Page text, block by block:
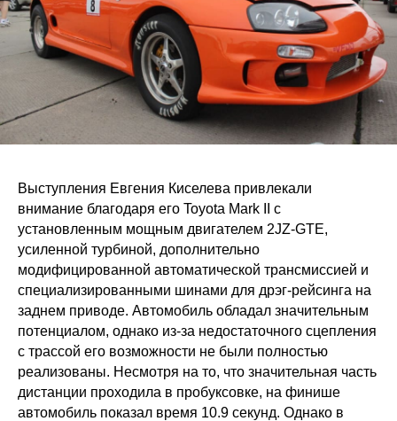
Выступления Евгения Киселева привлекали
внимание благодаря его Toyota Mark II с
установленным мощным двигателем 2JZ-GTE,
усиленной турбиной, дополнительно
модифицированной автоматической трансмиссией и
специализированными шинами для дрэг-рейсинга на
заднем приводе. Автомобиль обладал значительным
потенциалом, однако из-за недостаточного сцепления
с трассой его возможности не были полностью
реализованы. Несмотря на то, что значительная часть
дистанции проходила в пробуксовке, на финише
автомобиль показал время 10.9 секунд. Однако в